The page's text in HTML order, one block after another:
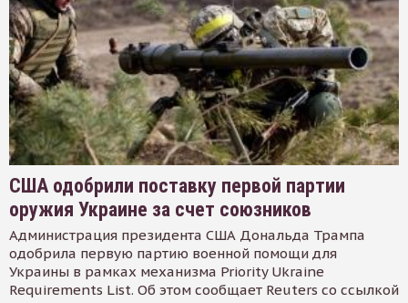
США одобрили поставку первой партии
оружия Украине за счет союзников
Администрация президента США Дональда Трампа
одобрила первую партию военной помощи для
Украины в рамках механизма Priority Ukraine
Requirements List. Об этом сообщает Reuters со ссылкой